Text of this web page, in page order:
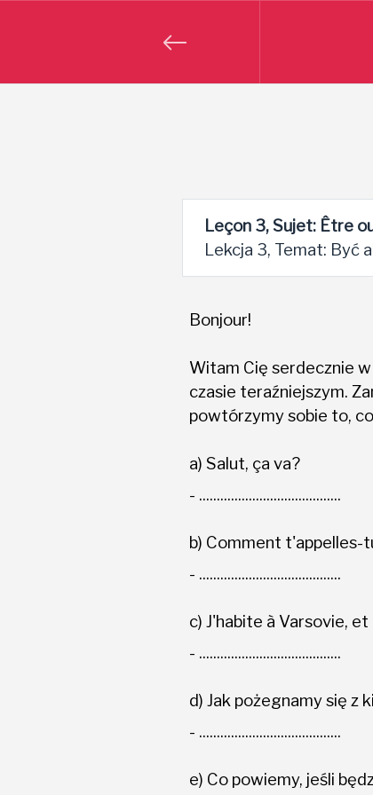
Leçon 3, Sujet: Être
Lekcja 3, Temat: Być
Bonjour!
Witam Cię serdecznie
czasie teraźniejszym.
powtórzymy sobie to,
a) Salut, ça va?
- ........................................
b) Comment t'appelles-
- ........................................
c) J'habite à Varsovie,
- ........................................
d) Jak pożegnamy się z
- ........................................
e) Co powiemy, jeśli